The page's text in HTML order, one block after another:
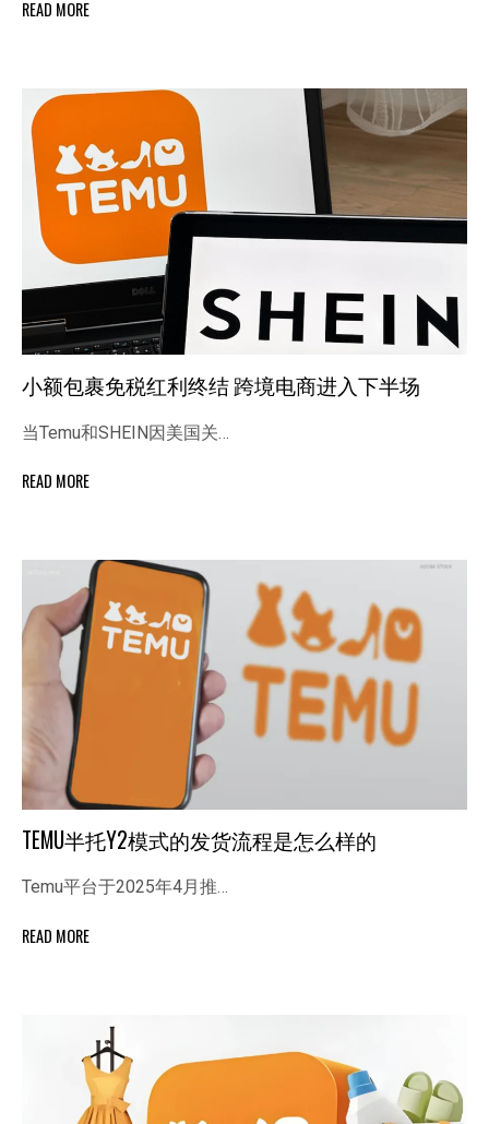
READ MORE
小额包裹免税红利终结 跨境电商进入下半场
当Temu和SHEIN因美国关…
READ MORE
TEMU半托Y2模式的发货流程是怎么样的
Temu平台于2025年4月推…
READ MORE